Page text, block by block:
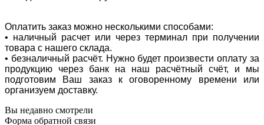
Оплатить заказ можно несколькими способами:
• наличный расчет или через терминал при получении
товара с нашего склада.
• безналичный расчёт. Нужно будет произвести оплату за
продукцию через банк на наш расчётный счёт, и мы
подготовим Ваш заказ к оговоренному времени или
организуем доставку.
Вы недавно смотрели
Форма обратной связи